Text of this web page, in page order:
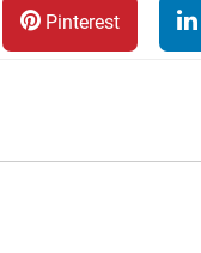
Pinterest